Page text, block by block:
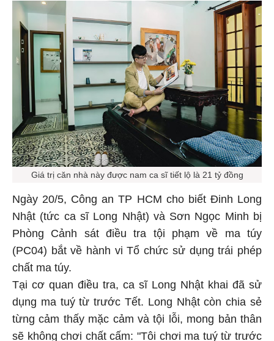
Giá trị căn nhà này được nam ca sĩ tiết lộ là 21 tỷ đồng
Ngày 20/5, Công an TP HCM cho biết Đinh Long
Nhật (tức ca sĩ Long Nhật) và Sơn Ngọc Minh bị
Phòng Cảnh sát điều tra tội phạm về ma túy
(PC04) bắt về hành vi Tổ chức sử dụng trái phép
chất ma túy.
Tại cơ quan điều tra, ca sĩ Long Nhật khai đã sử
dụng ma tuý từ trước Tết. Long Nhật còn chia sẻ
từng cảm thấy mặc cảm và tội lỗi, mong bản thân
sẽ không chơi chất cấm: "Tôi chơi ma tuý từ trước